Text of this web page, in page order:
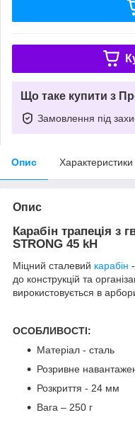
Що таке купити з
Замовлення під
Опис Характеристики
Опис
Карабін трапеція
STRONG 45 kH
Міцний сталевий карабін
до конструкцій та
вирокистовується в
ОСОБЛИВОСТІ:
Матеріал - сталь
Розривне
Розкриття - 24 мм
Вага – 250 г